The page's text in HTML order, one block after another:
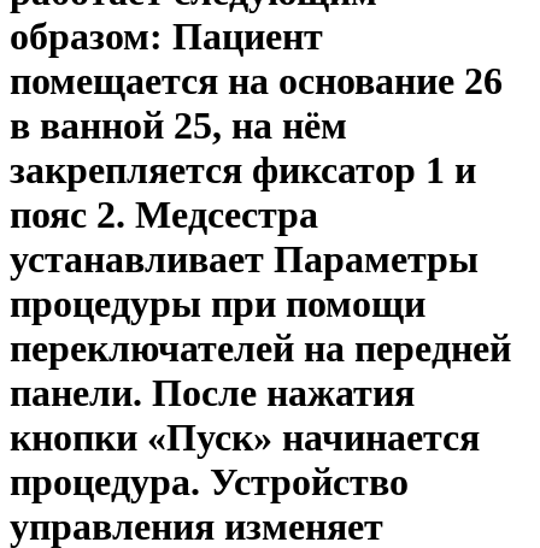
образом: Пациент
помещается на основание 26
в ванной 25, на нём
закрепляется фиксатор 1 и
пояс 2. Медсестра
устанавливает Параметры
процедуры при помощи
переключателей на передней
панели. После нажатия
кнопки «Пуск» начинается
процедура. Устройство
управления изменяет